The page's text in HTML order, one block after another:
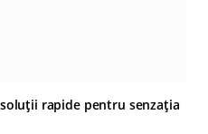
soluții rapide pentru senzația